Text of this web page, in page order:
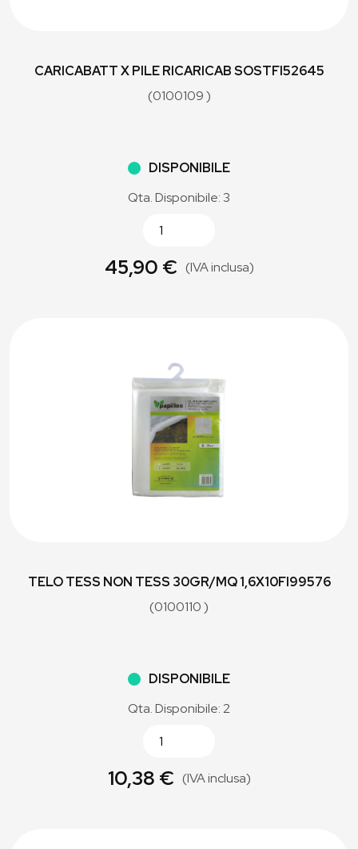
CARICABATT X PILE RICARICAB SOSTFI52645
(0100109 )
DISPONIBILE
Qta. Disponibile: 3
45,90 € (IVA inclusa)
TELO TESS NON TESS 30GR/MQ 1,6X10FI99576
(0100110 )
DISPONIBILE
Qta. Disponibile: 2
10,38 € (IVA inclusa)